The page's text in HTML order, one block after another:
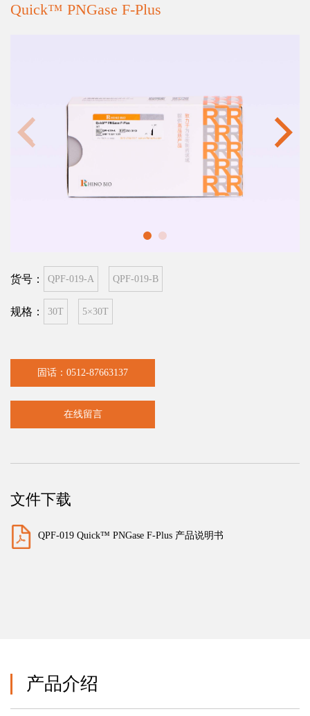
Quick™ PNGase F-Plus
货号： QPF-019-A QPF-019-B
规格： 30T 5×30T
固话：0512-87663137
在线留言
文件下载
QPF-019 Quick™ PNGase F-Plus 产品说明书
产品介绍